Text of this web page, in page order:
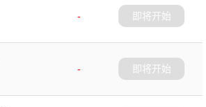
-
即将开始
-
即将开始